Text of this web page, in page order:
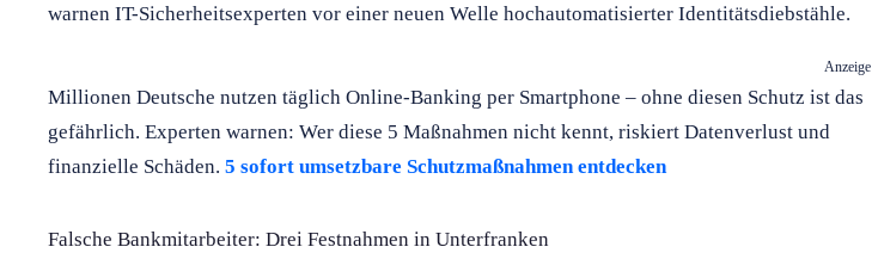
warnen IT-Sicherheitsexperten vor einer neuen Welle hochautomatisierter Identitätsdiebstähle.
Anzeige
Millionen Deutsche nutzen täglich Online-Banking per Smartphone – ohne diesen Schutz ist das
gefährlich. Experten warnen: Wer diese 5 Maßnahmen nicht kennt, riskiert Datenverlust und
finanzielle Schäden. 5 sofort umsetzbare Schutzmaßnahmen entdecken
Falsche Bankmitarbeiter: Drei Festnahmen in Unterfranken